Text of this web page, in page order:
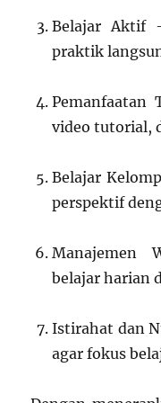
Belajar Aktif
praktik
Pemanfaatan
video tutorial,
Belajar
perspektif
Manajemen
belajar harian
Istirahat dan
agar fokus